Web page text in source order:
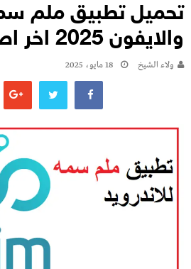
تحميل تطبيق ملم
والايفون 2025 اخر اصدار
ولاء الشيخ 18 مايو، 2025